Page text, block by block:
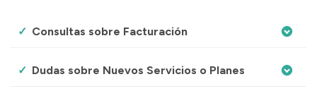
Consultas sobre Facturación
Dudas sobre Nuevos Servicios o Planes